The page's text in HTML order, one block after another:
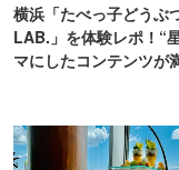
横浜「たべっ子どうぶ
LAB.」を体験レポ！“
マにしたコンテンツが